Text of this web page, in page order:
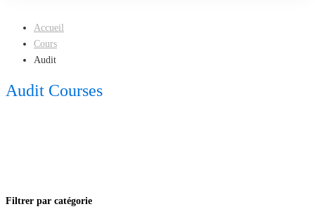
Accueil
Cours
Audit
Audit Courses
Filtrer par catégorie